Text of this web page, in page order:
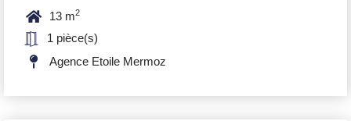
13 m2
1 pièce(s)
Agence Etoile Mermoz